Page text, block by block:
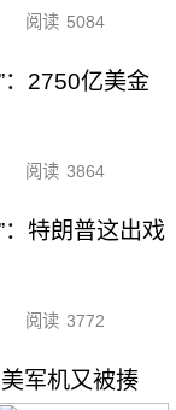
阅读 5084
：2750亿美金
阅读 3864
：特朗普这出戏
阅读 3772
军机又被揍